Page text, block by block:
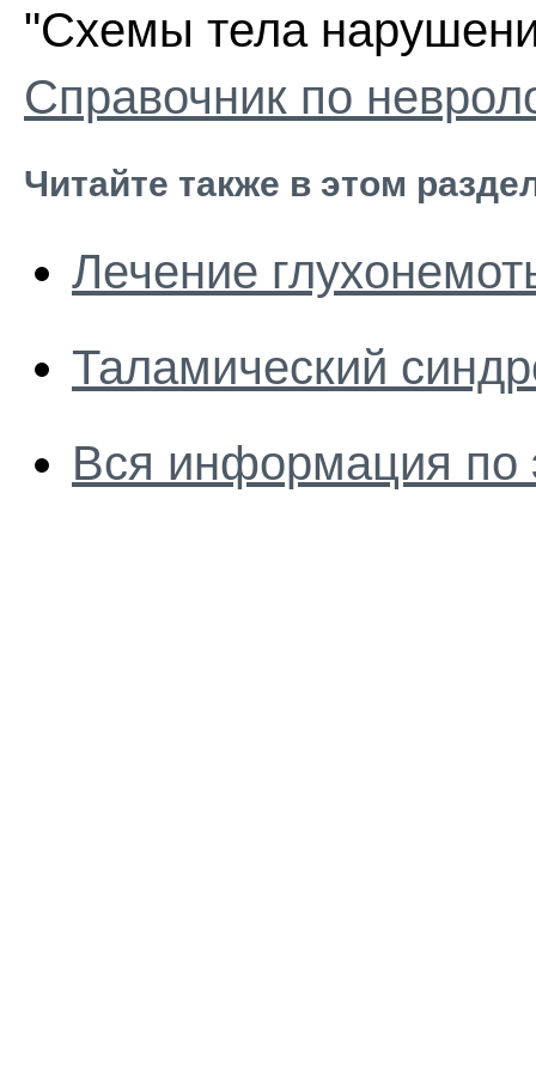
"Схемы тела
Справочник по
Читайте также в этом
Лечение
Таламический
Вся информация по